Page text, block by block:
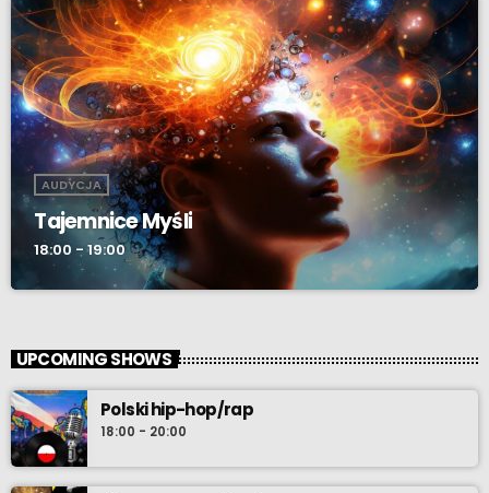
AUDYCJA
Tajemnice Myśli
18:00 - 19:00
UPCOMING SHOWS
Polski hip-hop/rap
18:00 - 20:00